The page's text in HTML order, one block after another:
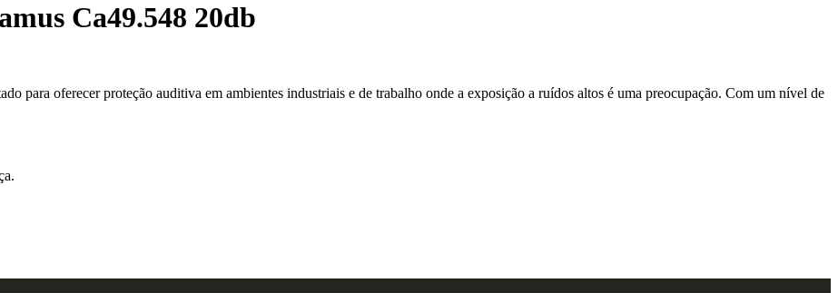
Ca49.548 20db
para oferecer proteção auditiva em ambientes industriais e de trabalho onde a exposição a ruídos altos é uma preocupação. Com um nível de